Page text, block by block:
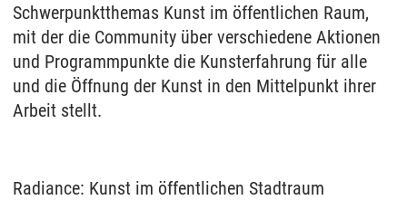
Schwerpunktthemas Kunst im öffentlichen Raum,
mit der die Community über verschiedene Aktionen
und Programmpunkte die Kunsterfahrung für alle
und die Öffnung der Kunst in den Mittelpunkt ihrer
Arbeit stellt.
Radiance: Kunst im öffentlichen Stadtraum